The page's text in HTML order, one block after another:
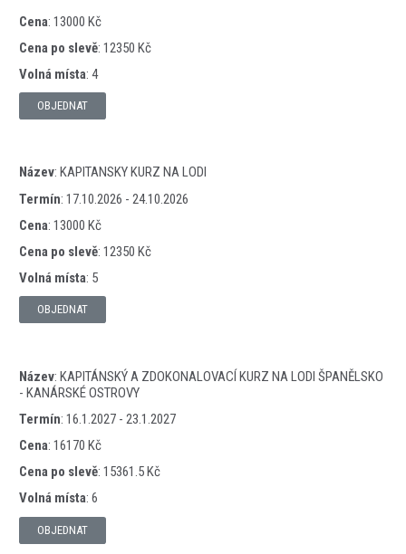
Cena: 13000 Kč
Cena po slevě: 12350 Kč
Volná místa: 4
OBJEDNAT
Název: KAPITANSKY KURZ NA LODI
Termín: 17.10.2026 - 24.10.2026
Cena: 13000 Kč
Cena po slevě: 12350 Kč
Volná místa: 5
OBJEDNAT
Název: KAPITÁNSKÝ A ZDOKONALOVACÍ KURZ NA LODI ŠPANĚLSKO
- KANÁRSKÉ OSTROVY
Termín: 16.1.2027 - 23.1.2027
Cena: 16170 Kč
Cena po slevě: 15361.5 Kč
Volná místa: 6
OBJEDNAT